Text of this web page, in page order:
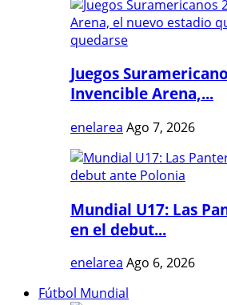
Juegos
Invencible Arena,...
enelarea Ago 7, 2026
Mundial U17: Las
en el debut...
enelarea Ago 6, 2026
Fútbol Mundial